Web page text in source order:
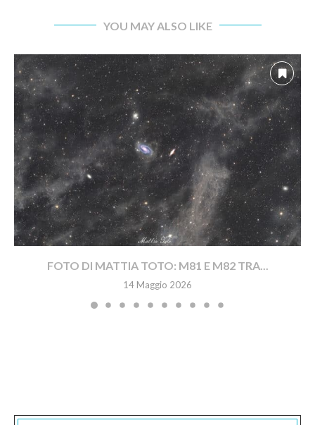
YOU MAY ALSO LIKE
FOTO DI MATTIA TOTO: M81 E M82 TRA...
14 Maggio 2026